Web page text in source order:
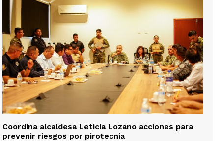
Coordina alcaldesa Leticia Lozano acciones para
prevenir riesgos por pirotecnia